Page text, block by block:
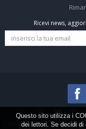
Ricevi news,
Cani.it © 2013-2026 •Privacy
Questo sito utilizza i
dei lettori. Se decidi di